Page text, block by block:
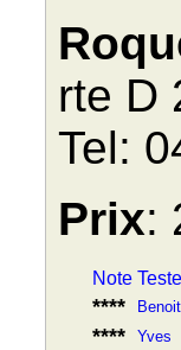
rte D
Tel:
Prix:
Note
**** Benoit
**** Yves